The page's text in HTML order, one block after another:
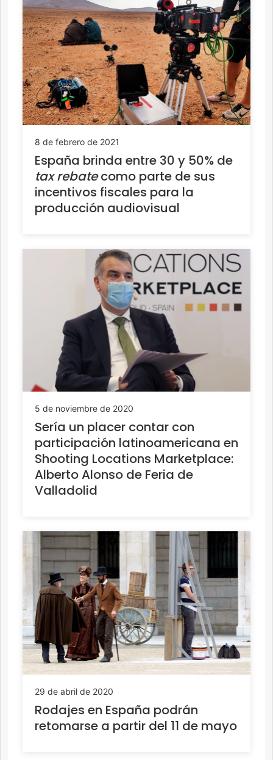
8 de febrero de 2021
España brinda entre 30 y 50% de
tax rebatecomo parte de sus
incentivos fiscales para la
producción audiovisual
5 de noviembre de 2020
Sería un placer contar con
participación latinoamericana en
Shooting Locations Marketplace:
Alberto Alonso de Feria de
Valladolid
29 de abril de 2020
Rodajes en España podrán
retomarse a partir del 11 de mayo